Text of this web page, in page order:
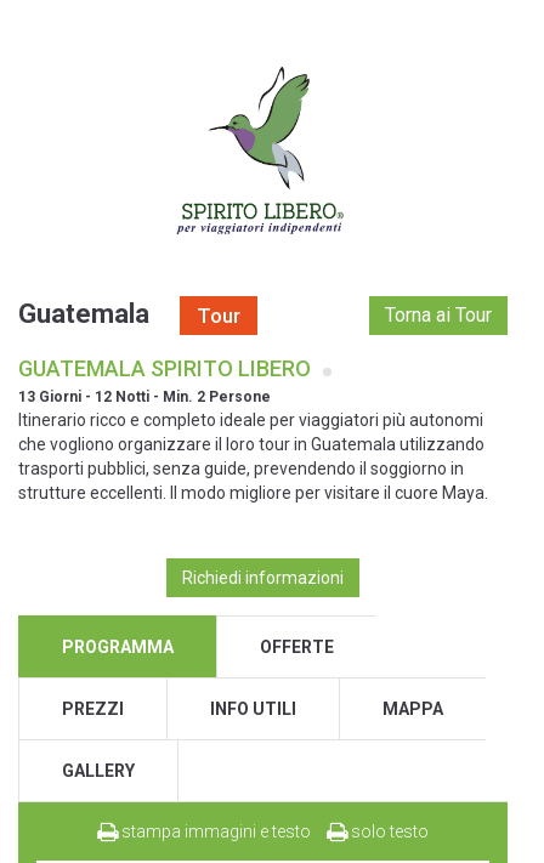
Guatemala Tour Torna ai Tour
GUATEMALA SPIRITO LIBERO
13 Giorni - 12 Notti - Min. 2 Persone
Itinerario ricco e completo ideale per viaggiatori più autonomi
che vogliono organizzare il loro tour in Guatemala utilizzando
trasporti pubblici, senza guide, prevendendo il soggiorno in
strutture eccellenti. Il modo migliore per visitare il cuore Maya.
Richiedi informazioni
PROGRAMMA OFFERTE
PREZZI INFO UTILI MAPPA
GALLERY
stampa immagini e testo solo testo